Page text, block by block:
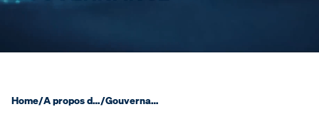
Home/ A propos de nous/ Gouvernance